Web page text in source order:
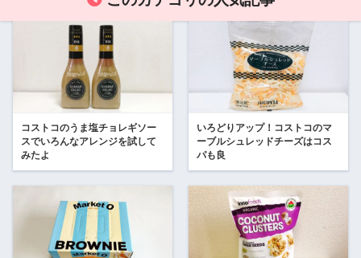
コストコのうま塩チョレギソー
スでいろんなアレンジを試して
みたよ
いろどりアップ！コストコのマ
ーブルシュレッドチーズはコス
パも良